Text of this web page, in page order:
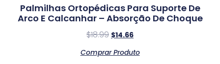
Palmilhas Ortopédicas Para Suporte De
Arco E Calcanhar – Absorção De Choque
$18.99 $14.66
Comprar Produto